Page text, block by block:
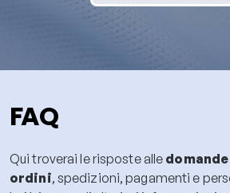
FAQ
Qui troverai le risposte alle
ordini, spedizioni, pagamenti e